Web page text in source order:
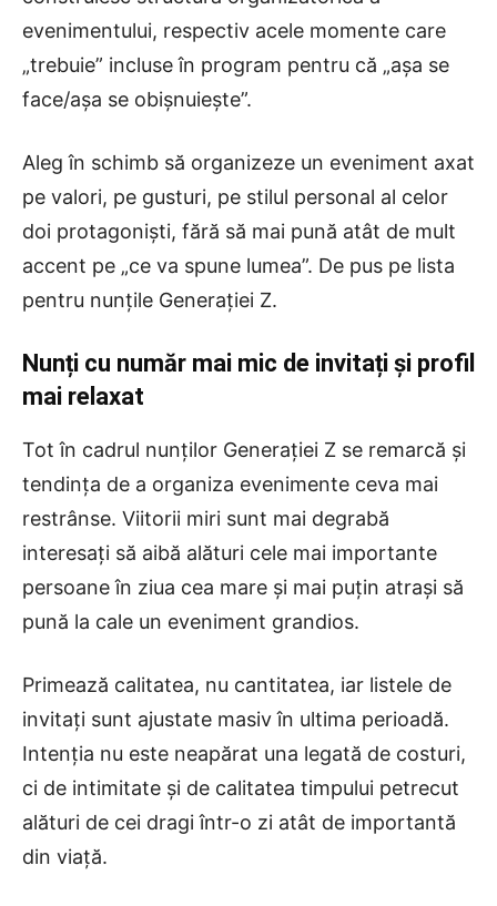
evenimentului, respectiv acele momente care
„trebuie” incluse în program pentru că „așa se
face/așa se obișnuiește”.
Aleg în schimb să organizeze un eveniment axat
pe valori, pe gusturi, pe stilul personal al celor
doi protagoniști, fără să mai pună atât de mult
accent pe „ce va spune lumea”. De pus pe lista
pentru nunțile Generației Z.
Nunți cu număr mai mic de invitați și profil
mai relaxat
Tot în cadrul nunților Generației Z se remarcă și
tendința de a organiza evenimente ceva mai
restrânse. Viitorii miri sunt mai degrabă
interesați să aibă alături cele mai importante
persoane în ziua cea mare și mai puțin atrași să
pună la cale un eveniment grandios.
Primează calitatea, nu cantitatea, iar listele de
invitați sunt ajustate masiv în ultima perioadă.
Intenția nu este neapărat una legată de costuri,
ci de intimitate și de calitatea timpului petrecut
alături de cei dragi într-o zi atât de importantă
din viață.